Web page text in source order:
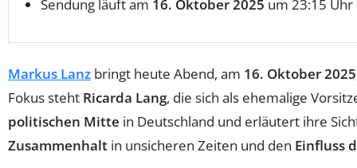
Sendung läuft am 16. Oktober 2025 um 23:15 Uhr
Markus Lanz bringt heute Abend, am 16. Oktober 2025
Fokus steht Ricarda Lang, die sich als ehemalige
politischen Mitte in Deutschland und erläutert ihre
Zusammenhalt in unsicheren Zeiten und den Einfluss